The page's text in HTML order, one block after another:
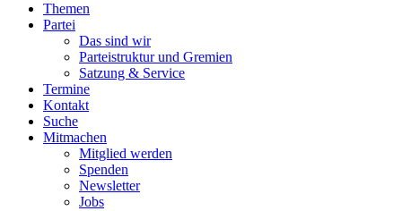
Themen
Partei
Das sind wir
Parteistruktur und Gremien
Satzung & Service
Termine
Kontakt
Suche
Mitmachen
Mitglied werden
Spenden
Newsletter
Jobs